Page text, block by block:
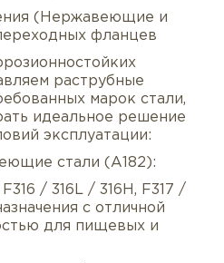
доставка Отзывы/
(Нержавеющие и
фланцев
раструбные
марок стали,
идеальное решение
эксплуатации:
стали (A182):
/ 316L / 316H, F317 /
с отличной
для пищевых и